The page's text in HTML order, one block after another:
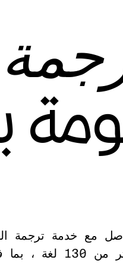
مع خدمة ترجمة
الرومانية دون